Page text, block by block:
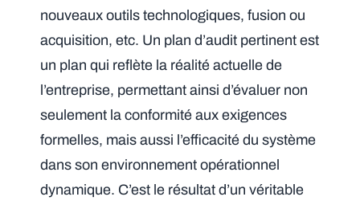
nouveaux outils technologiques, fusion ou
acquisition, etc. Un plan d’audit pertinent est
un plan qui reflète la réalité actuelle de
l’entreprise, permettant ainsi d’évaluer non
seulement la conformité aux exigences
formelles, mais aussi l’efficacité du système
dans son environnement opérationnel
dynamique. C’est le résultat d’un véritable